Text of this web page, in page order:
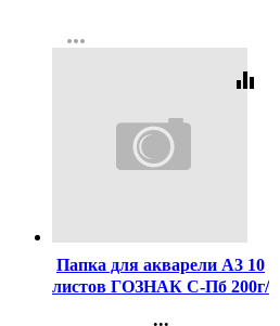
Регистрация
more_horiz
equalizer
Папка для акварели А3 10
листов ГОЗНАК С-Пб 200г/
...